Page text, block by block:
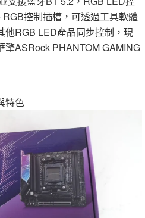
控制插槽，可透過工具軟體
他RGB LED產品同步控制，現
ASRock PHANTOM GAMING
特色